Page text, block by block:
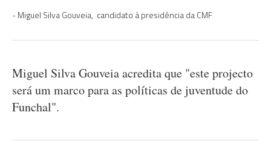
Miguel Silva Gouveia, candidato à presidência da CMF
Miguel Silva Gouveia acredita que "este projecto
será um marco para as políticas de juventude do
Funchal".